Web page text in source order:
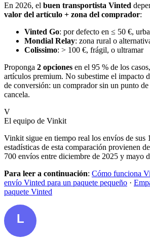
En 2026, el buen transportista Vinted
valor del artículo + zona del comprador:
Vinted Go: por defecto en ≤ 50 €,
Mondial Relay: zona rural o
Colissimo: > 100 €, frágil, o ultramar
Proponga 2 opciones en el 95 % de los casos,
artículos premium. No subestime el impacto
de conversión: un comprador sin un punto
cancela.
V
El equipo de Vinkit
Vinkit sigue en tiempo real los envíos de sus
estadísticas de esta comparación provienen
700 envíos entre diciembre de 2025 y mayo
Para leer a continuación: Cómo funciona
envío Vinted para un paquete pequeño ·
paquete Vinted